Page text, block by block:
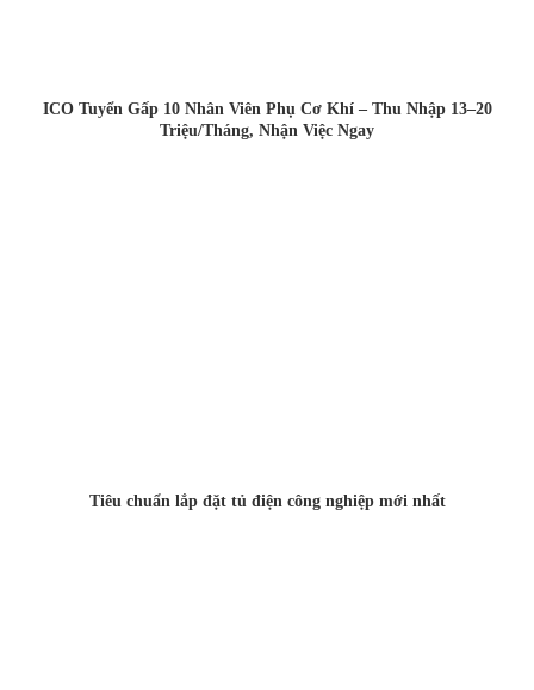
ICO Tuyển Gấp 10 Nhân Viên Phụ Cơ Khí – Thu Nhập 13–20
Triệu/Tháng, Nhận Việc Ngay
Tiêu chuẩn lắp đặt tủ điện công nghiệp mới nhất